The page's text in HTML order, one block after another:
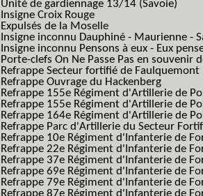
Unité de gardiennage 13/14 (Savoie)
Insigne Croix Rouge
Expulsés de la Moselle
Insigne inconnu Dauphiné - Maurienne -
Insigne inconnu Pensons à eux - Eux
Porte-clefs On Ne Passe Pas en souvenir
Refrappe Secteur fortifié de Faulquemont
Refrappe Ouvrage du Hackenberg
Refrappe 155e Régiment d'Artillerie de
Refrappe 155e Régiment d'Artillerie de
Refrappe 164e Régiment d'Artillerie de
Refrappe Parc d'Artillerie du Secteur
Refrappe 10e Régiment d'Infanterie de
Refrappe 22e Régiment d'Infanterie de
Refrappe 37e Régiment d'Infanterie de
Refrappe 69e Régiment d'Infanterie de
Refrappe 79e Régiment d'Infanterie de
Refrappe 87e Régiment d'Infanterie de